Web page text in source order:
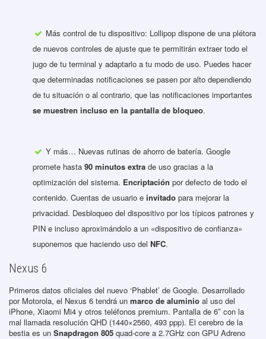
Más control de tu dispositivo: Lollipop dispone de una plétora
de nuevos controles de ajuste que te permitirán extraer todo el
jugo de tu terminal y adaptarlo a tu modo de uso. Puedes hacer
que determinadas notificaciones se pasen por alto dependiendo
de tu situación o al contrario, que las notificaciones importantes
se muestren incluso en la pantalla de bloqueo.
Y más… Nuevas rutinas de ahorro de batería. Google
promete hasta 90 minutos extra de uso gracias a la
optimización del sistema. Encriptación por defecto de todo el
contenido. Cuentas de usuario e invitado para mejorar la
privacidad. Desbloqueo del dispositivo por los típicos patrones y
PIN e incluso aproximándolo a un «dispositivo de confianza»
suponemos que haciendo uso del NFC.
Nexus 6
Primeros datos oficiales del nuevo ‘Phablet’ de Google. Desarrollado
por Motorola, el Nexus 6 tendrá un marco de aluminio al uso del
iPhone, Xiaomi Mi4 y otros teléfonos premium. Pantalla de 6″ con la
mal llamada resolución QHD (1440×2560, 493 ppp). El cerebro de la
bestia es un Snapdragon 805 quad-core a 2.7GHz con GPU Adreno